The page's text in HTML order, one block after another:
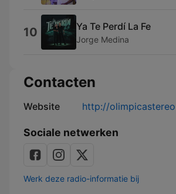
10 Ya Te Perdí La Fe
Jorge Medina
Contacten
Website http://
Sociale netwerken
Werk deze radio-informatie bij